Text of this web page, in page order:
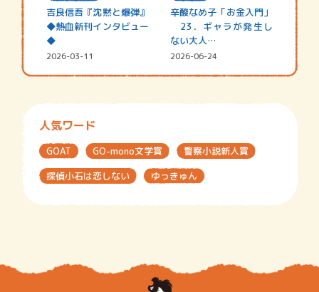
吉良信吾『沈黙と爆弾』
◆熱血新刊インタビュー
◆
2026-03-11
辛酸なめ子「お金入門」
23．ギャラが発生し
ない大人…
2026-06-24
人気ワード
GOAT GO-mono文学賞
警察小説新人賞
探偵小石は恋しない
ゆっきゅん